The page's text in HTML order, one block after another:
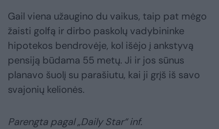
Gail viena užaugino du vaikus, taip pat mėgo
žaisti golfą ir dirbo paskolų vadybininke
hipotekos bendrovėje, kol išėjo į ankstyvą
pensiją būdama 55 metų. Ji ir jos sūnus
planavo šuolį su parašiutu, kai ji grįš iš savo
svajonių kelionės.
Parengta pagal „Daily Star“ inf.